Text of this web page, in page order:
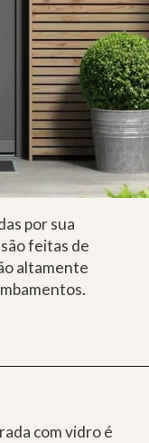
por sua
feitas de
altamente
com vidro é